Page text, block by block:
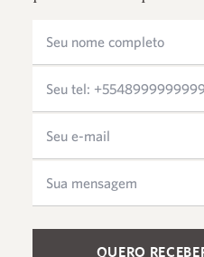
Please leave this field empty.